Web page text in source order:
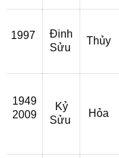
1997
Đinh
Sửu
Thủy
1949
2009
Kỷ
Sửu
Hỏa